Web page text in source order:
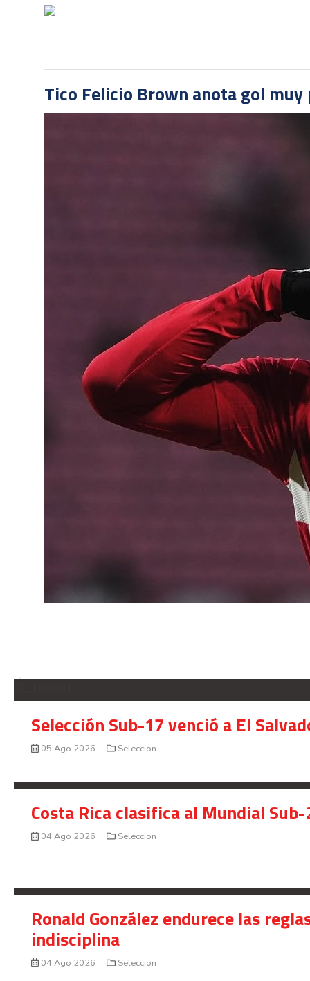
Tico Felicio Brown anota gol muy
Selección Sub-17 venció a El
05 Ago 2026 Seleccion
Costa Rica clasifica al Mundial
04 Ago 2026 Seleccion
Ronald González endurece las
indisciplina
04 Ago 2026 Seleccion